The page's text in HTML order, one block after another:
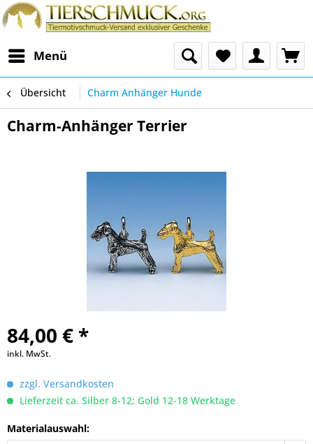
Menü
Übersicht Charm Anhänger Hunde
Charm-Anhänger Terrier
84,00 € *
inkl. MwSt.
zzgl. Versandkosten
Lieferzeit ca. Silber 8-12; Gold 12-18 Werktage
Materialauswahl: